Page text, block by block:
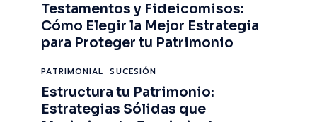
Testamentos y Fideicomisos:
Cómo Elegir la Mejor Estrategia
para Proteger tu Patrimonio
PATRIMONIAL SUCESIÓN
Estructura tu Patrimonio:
Estrategias Sólidas que